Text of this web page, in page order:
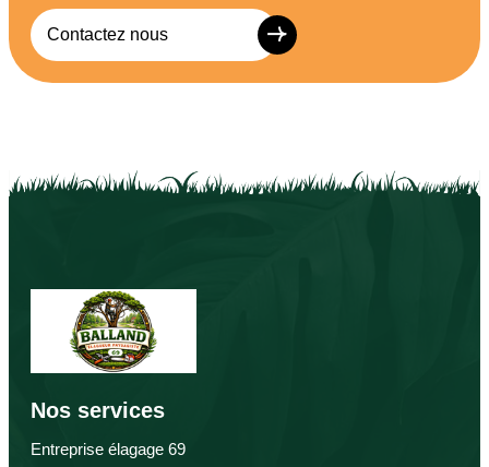
Contactez nous
Nos services
Entreprise élagage 69